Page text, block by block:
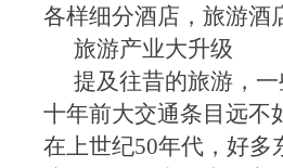
各样细分酒店，旅游酒
旅游产业大升级
提及往昔的旅游，
十年前大交通条目远不
在上世纪50年代，好多